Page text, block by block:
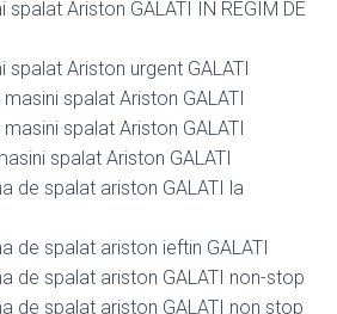
spalat Ariston GALATI IN REGIM DE
spalat Ariston urgent GALATI
spalat Ariston GALATI
spalat Ariston GALATI
spalat Ariston GALATI
de spalat ariston GALATI la
de spalat ariston ieftin GALATI
de spalat ariston GALATI non-stop
de spalat ariston GALATI non stop